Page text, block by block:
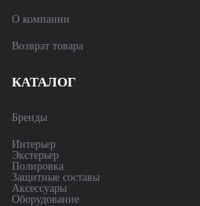
О компании
Возврат товара
КАТАЛОГ
Бренды
Интерьер
Экстерьер
Полировка
Защитные составы
Аксессуары
Оборудование